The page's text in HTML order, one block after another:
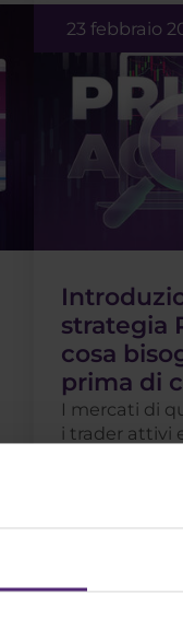
23 febbraio
strategia
cosa
prima di
I mercati di
i trader attivi
aspetti . . .